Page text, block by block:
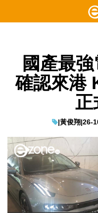
國產最
確認來港
正
|黃俊翔|26-